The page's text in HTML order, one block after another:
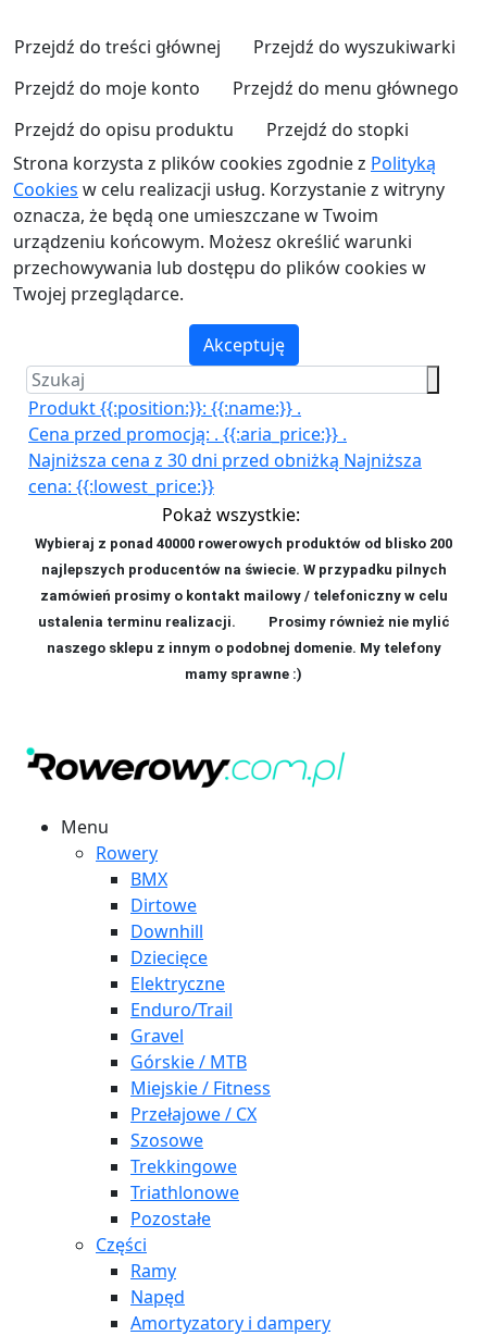
Przejdź do treści głównej
Przejdź do wyszukiwarki
Przejdź do moje konto
Przejdź do menu głównego
Przejdź do opisu produktu
Przejdź do stopki
Strona korzysta z plików cookies zgodnie z Polityką
Cookies w celu realizacji usług. Korzystanie z witryny
oznacza, że będą one umieszczane w Twoim
urządzeniu końcowym. Możesz określić warunki
przechowywania lub dostępu do plików cookies w
Twojej przeglądarce.
Akceptuję
Produkt {{:position:}}: {{:name:}} .
Cena przed promocją: . {{:aria_price:}} .
Najniższa cena z 30 dni przed obniżką Najniższa
cena: {{:lowest_price:}}
Pokaż wszystkie:
Wybieraj z ponad 40000 rowerowych produktów od blisko 200
najlepszych producentów na świecie. W przypadku pilnych
zamówień prosimy o kontakt mailowy / telefoniczny w celu
ustalenia terminu realizacji. Prosimy również nie mylić
naszego sklepu z innym o podobnej domenie. My telefony
mamy sprawne :)
Menu
Rowery
BMX
Dirtowe
Downhill
Dziecięce
Elektryczne
Enduro/Trail
Gravel
Górskie / MTB
Miejskie / Fitness
Przełajowe / CX
Szosowe
Trekkingowe
Triathlonowe
Pozostałe
Części
Ramy
Napęd
Amortyzatory i dampery